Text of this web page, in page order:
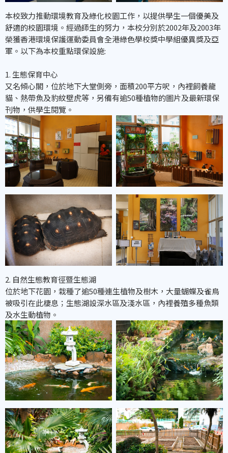
本校致力推動環境教育及綠化校園工作，以提供學生一個優美及
舒適的校園環境。經過師生的努力，本校分別於2002年及2003年
榮獲香港環境保護運動委員會全港綠色學校獎中學組優異獎及亞
軍。以下為本校重點環保設施:
1. 生態保育中心
又名傾心閣，位於地下大堂側旁，面積200平方呎，內裡飼養龍
貓、熱帶魚及豹紋壁虎等，另備有逾50種植物的圖片及最新環保
刊物，供學生閱覽。
2. 自然生態教育徑暨生態湖
位於地下花園，栽種了逾50種連生植物及樹木，大量蝴蝶及雀鳥
被吸引在此棲息；生態湖設深水區及淺水區，內裡養殖多種魚類
及水生動植物。